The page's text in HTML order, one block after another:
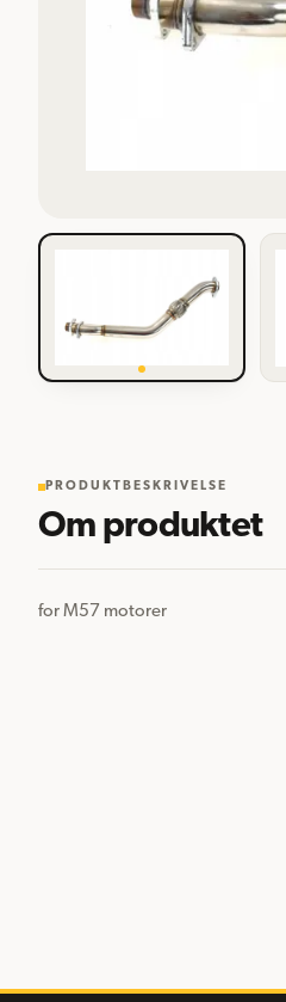
PRODUKTBESKRIVELSE
Om produktet
for M57 motorer